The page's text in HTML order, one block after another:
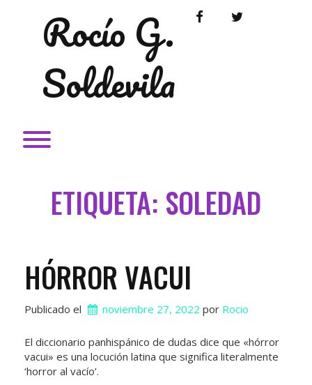
Rocío G.
Soldevila
FACEBOOKTWITTER
ETIQUETA: SOLEDAD
HÓRROR VACUI
Publicado el noviembre 27, 2022 por Rocio
El diccionario panhispánico de dudas dice que «hórror
vacui» es una locución latina que significa literalmente
‘horror al vacío’.